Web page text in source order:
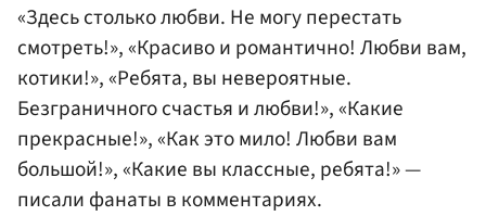
«Здесь столько любви. Не могу перестать
смотреть!», «Красиво и романтично! Любви вам,
котики!», «Ребята, вы невероятные.
Безграничного счастья и любви!», «Какие
прекрасные!», «Как это мило! Любви вам
большой!», «Какие вы классные, ребята!» —
писали фанаты в комментариях.